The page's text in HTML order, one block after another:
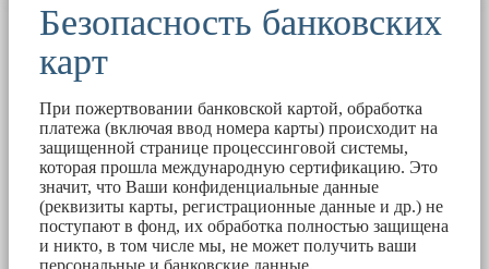
Безопасность банковских
карт
При пожертвовании банковской картой, обработка
платежа (включая ввод номера карты) происходит на
защищенной странице процессинговой системы,
которая прошла международную сертификацию. Это
значит, что Ваши конфиденциальные данные
(реквизиты карты, регистрационные данные и др.) не
поступают в фонд, их обработка полностью защищена
и никто, в том числе мы, не может получить ваши
персональные и банковские данные.